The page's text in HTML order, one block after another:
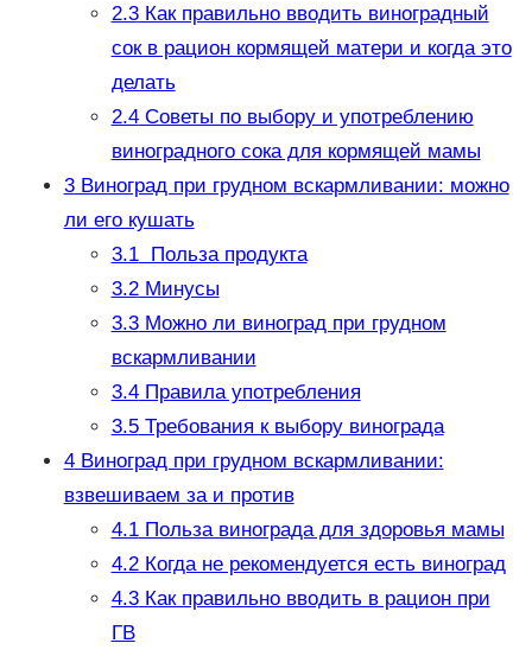
2.3Как правильно вводить виноградный
сок в рацион кормящей матери и когда это
делать
2.4Советы по выбору и употреблению
виноградного сока для кормящей мамы
3Виноград при грудном вскармливании: можно
ли его кушать
3.1Польза продукта
3.2Минусы
3.3Можно ли виноград при грудном
вскармливании
3.4Правила употребления
3.5Требования к выбору винограда
4Виноград при грудном вскармливании:
взвешиваем за и против
4.1Польза винограда для здоровья мамы
4.2Когда не рекомендуется есть виноград
4.3Как правильно вводить в рацион при
ГВ